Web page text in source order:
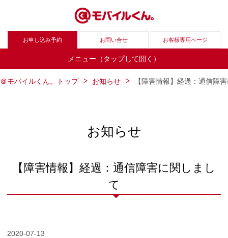
お申し込み予約 お問い合せ お客様専用ページ
メニュー（タップして開く）
＠モバイルくん。トップ お知らせ 【障害情報】経過：通信障
お知らせ
【障害情報】経過：通信障害に関しまし
て
2020-07-13